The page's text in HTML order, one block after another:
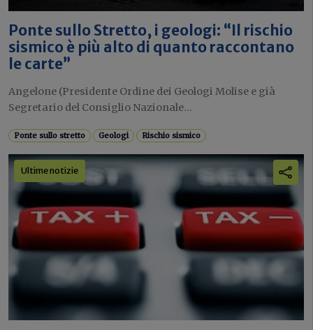
Ponte sullo Stretto, i geologi: “Il rischio
sismico è più alto di quanto raccontano
le carte”
Angelone (Presidente Ordine dei Geologi Molise e già
Segretario del Consiglio Nazionale...
Ponte sullo stretto Geologi Rischio sismico
Ultime notizie